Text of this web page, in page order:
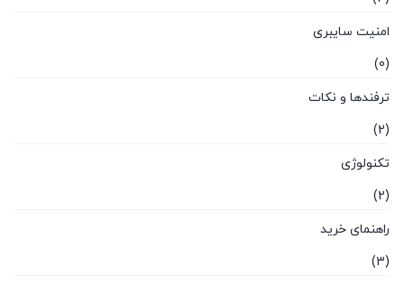
امنیت سایبری
(0)
ترفندها و نکات
(2)
تکنولوژی
(2)
راهنمای خرید
(3)